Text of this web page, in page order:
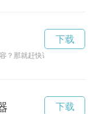
？那就赶快试试P站加速神
下载
下载